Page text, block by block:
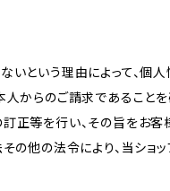
いという理由によって、
人からのご請求であるこ
正等を行い、その旨をお
その他の法令により、当シ